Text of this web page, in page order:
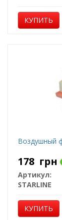
КУПИТЬ
Воздушный
178 грн
Артикул:
STARLINE
КУПИТЬ